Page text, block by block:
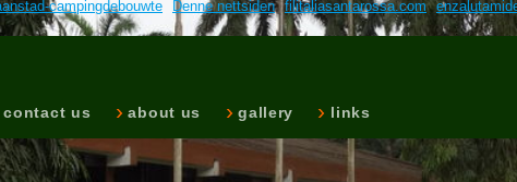
campingdebouwte Denne nettsiden filitaliasantarossa.com
us about us gallery links